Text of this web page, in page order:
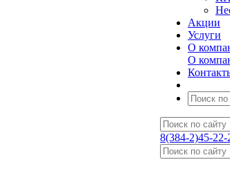
Акции
Услуги
О
О
8(384-2)45-22-